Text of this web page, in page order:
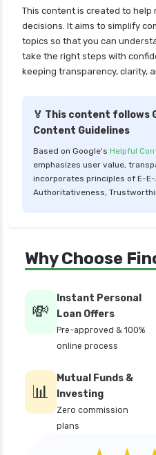
This content is created to help
decisions. It aims to simplify
topics so that you can
take the right steps with
keeping transparency, clarity,
🏅 This content follows
Content Guidelines
Based on Google's Helpful
emphasizes user value,
incorporates principles of E-E-
Authoritativeness,
Why Choose
💸
Instant Personal
Loan Offers
Pre-approved & 100%
online process
📊
Mutual Funds &
Investing
Zero commission
plans